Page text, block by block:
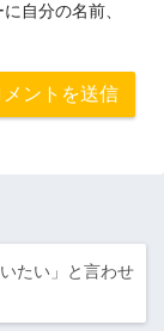
自分の名前、
たい」と言わせ